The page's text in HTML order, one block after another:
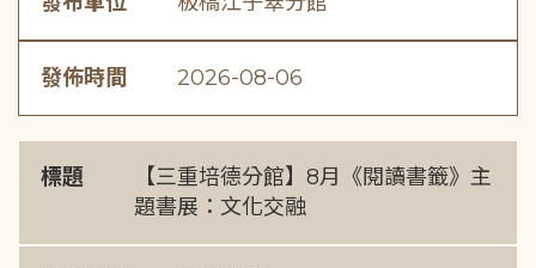
發佈時間 2026-08-06
標題
【三重培德分館】8月《閱讀書籤》主
題書展：文化交融